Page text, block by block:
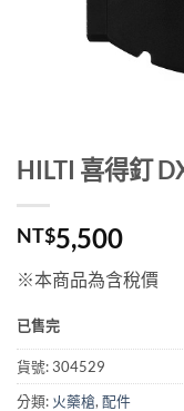
HILTI 喜得釘
NT$5,500
※本商品為含稅價
已售完
貨號:304529
分類: 火藥槍, 配件